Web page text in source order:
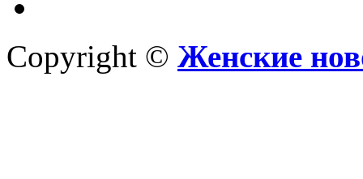
Copyright © Женские